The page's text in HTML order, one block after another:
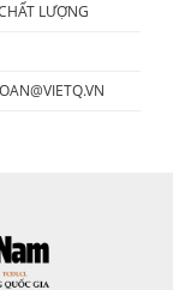
LƯỢNG